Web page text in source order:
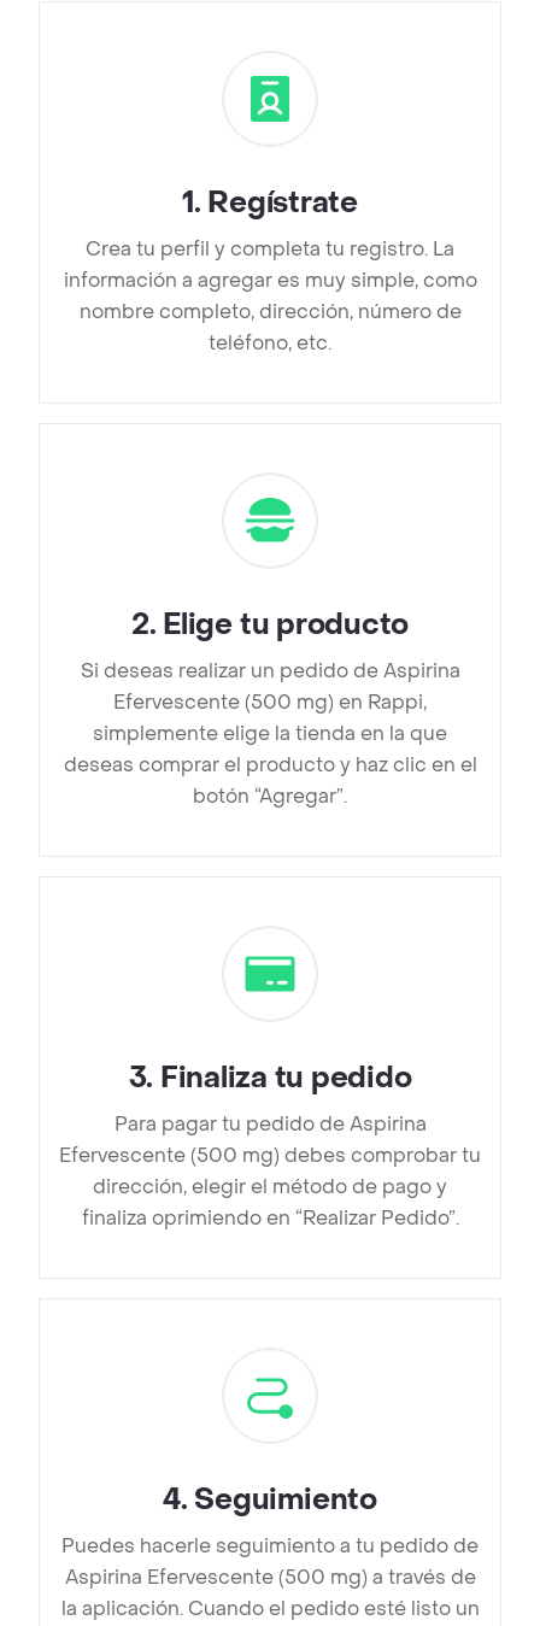
1. Regístrate
Crea tu perfil y completa tu registro. La
información a agregar es muy simple, como
nombre completo, dirección, número de
teléfono, etc.
2. Elige tu producto
Si deseas realizar un pedido de Aspirina
Efervescente (500 mg) en Rappi,
simplemente elige la tienda en la que
deseas comprar el producto y haz clic en el
botón “Agregar”.
3. Finaliza tu pedido
Para pagar tu pedido de Aspirina
Efervescente (500 mg) debes comprobar tu
dirección, elegir el método de pago y
finaliza oprimiendo en “Realizar Pedido”.
4. Seguimiento
Puedes hacerle seguimiento a tu pedido de
Aspirina Efervescente (500 mg) a través de
la aplicación. Cuando el pedido esté listo un